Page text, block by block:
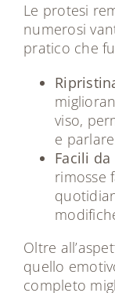
Le protesi
numerosi
pratico che
viso,
e
Facili
rimosse
Oltre
quello
completo